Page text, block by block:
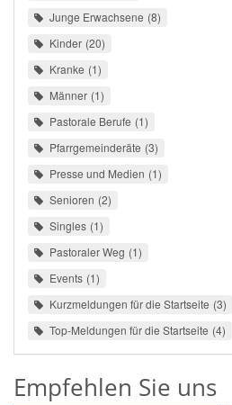
Junge Erwachsene 8
Kinder 20
Kranke 1
Männer 1
Pastorale Berufe 1
Pfarrgemeinderäte 3
Presse und Medien 1
Senioren 2
Singles 1
Pastoraler Weg 1
Events 1
Kurzmeldungen für die Startseite 3
Top-Meldungen für die Startseite 4
Empfehlen Sie uns